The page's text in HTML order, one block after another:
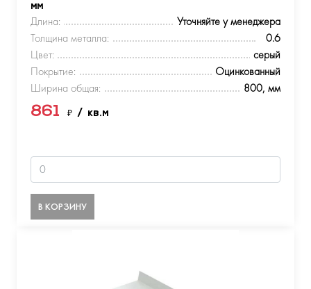
мм
Длина:
Уточняйте у менеджера
Толщина металла:
0.6
Цвет:
серый
Покрытие:
Оцинкованный
Ширина общая:
800, мм
861 ₽ / кв.м
В КОРЗИНУ